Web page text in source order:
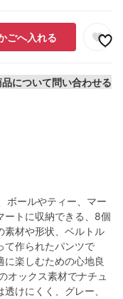
ごへ入れる
品について問い合わせる
ボールやティー、マー
ートに収納できる、8個
素材や形状、ベルトル
て作られたパンツで
楽しむための心地良
オックス素材でナチュ
けにくく、グレー、